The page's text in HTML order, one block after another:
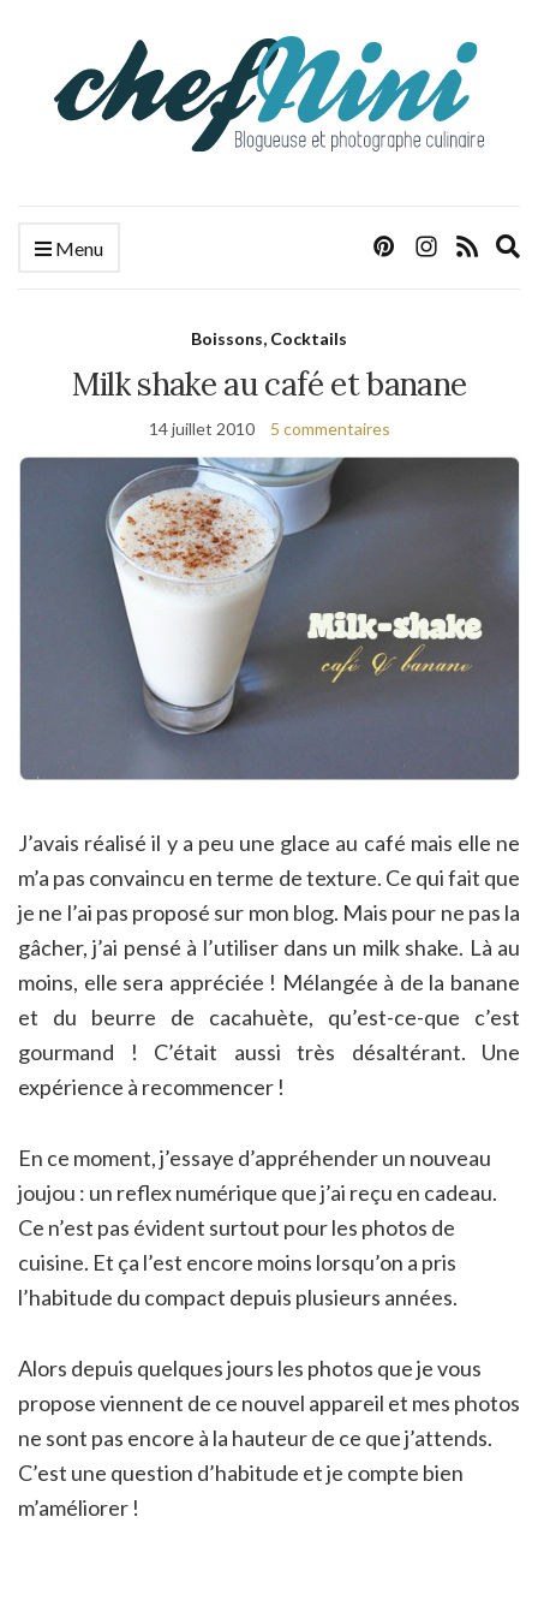
Menu
Boissons, Cocktails
Milk shake au café et banane
14 juillet 2010 5 commentaires
J’avais réalisé il y a peu une glace au café mais elle ne
m’a pas convaincu en terme de texture. Ce qui fait que
je ne l’ai pas proposé sur mon blog. Mais pour ne pas la
gâcher, j’ai pensé à l’utiliser dans un milk shake. Là au
moins, elle sera appréciée ! Mélangée à de la banane
et du beurre de cacahuète, qu’est-ce-que c’est
gourmand ! C’était aussi très désaltérant. Une
expérience à recommencer !
En ce moment, j’essaye d’appréhender un nouveau
joujou : un reflex numérique que j’ai reçu en cadeau.
Ce n’est pas évident surtout pour les photos de
cuisine. Et ça l’est encore moins lorsqu’on a pris
l’habitude du compact depuis plusieurs années.
Alors depuis quelques jours les photos que je vous
propose viennent de ce nouvel appareil et mes photos
ne sont pas encore à la hauteur de ce que j’attends.
C’est une question d’habitude et je compte bien
m’améliorer !